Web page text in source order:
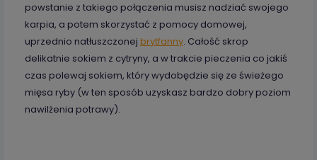
powstanie z takiego połączenia musisz nadziać swojego
karpia, a potem skorzystać z pomocy domowej,
uprzednio natłuszczonej brytfanny. Całość skrop
delikatnie sokiem z cytryny, a w trakcie pieczenia co jakiś
czas polewaj sokiem, który wydobędzie się ze świeżego
mięsa ryby (w ten sposób uzyskasz bardzo dobry poziom
nawilżenia potrawy).